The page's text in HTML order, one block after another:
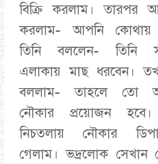
বিক্রি করলাম। তারপর
করলাম- আপনি কোথায়
তিনি বললেন- তিনি
এলাকায় মাছ ধরবেন।
বললাম- তাহলে তো
নৌকার প্রয়োজন
নিচতলায় নৌকার
গেলাম। ভদ্রলোক